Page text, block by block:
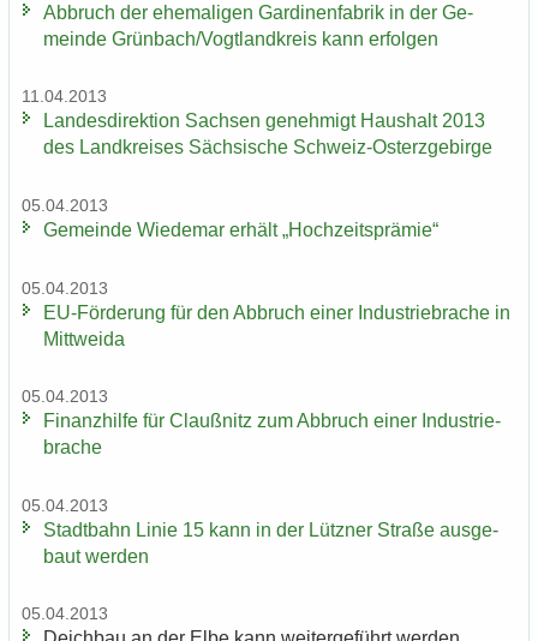
Ab­bruch der ehe­ma­li­gen Gar­di­nen­fa­brik in der Ge­
mein­de Grün­bach/Vogt­land­kreis kann er­fol­gen
11.04.2013
Lan­des­di­rek­ti­on Sach­sen ge­neh­migt Haus­halt 2013
des Land­krei­ses Säch­si­sche Schweiz-​Osterzgebirge
05.04.2013
Ge­mein­de Wie­de­mar er­hält „Hoch­zeits­prä­mie“
05.04.2013
EU-​Förderung für den Ab­bruch einer In­dus­trie­bra­che in
Mitt­wei­da
05.04.2013
Fi­nanz­hil­fe für Clau­ß­nitz zum Ab­bruch einer In­dus­trie­
bra­che
05.04.2013
Stadt­bahn Linie 15 kann in der Lütz­ner Stra­ße aus­ge­
baut wer­den
05.04.2013